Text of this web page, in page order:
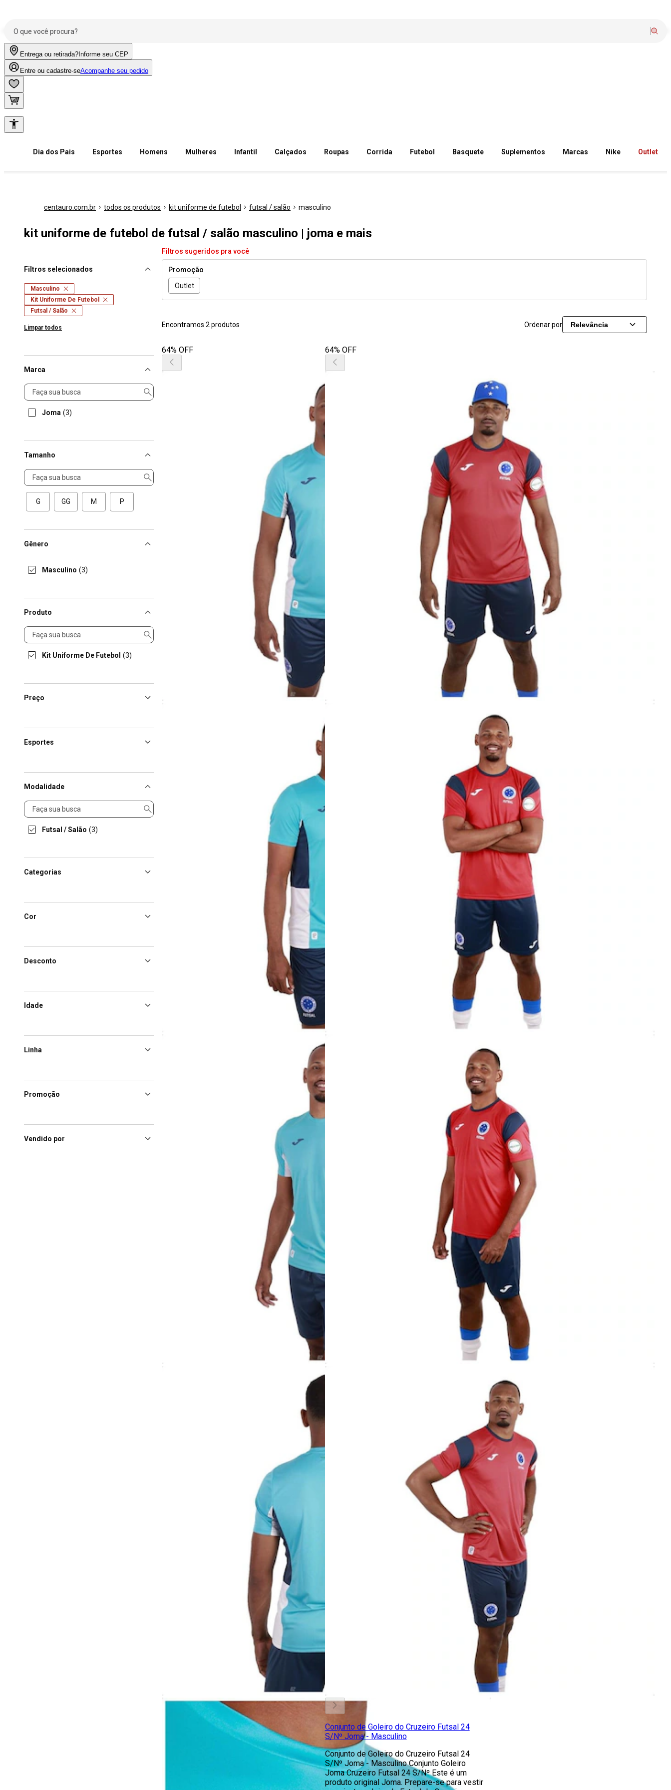
Entrega ou retirada? Informe seu CEP
Entre ou cadastre-seAcompanhe seu pedido
Dia dos Pais Esportes Homens Mulheres Infantil Calçados Roupas Corrida Futebol Basquete Suplementos Marcas Nike Outlet
centauro.com.br todos os produtos kit uniforme de futebol futsal / salão masculino
kit uniforme de futebol de futsal / salão masculino | joma e mais
Filtros selecionados
Masculino
Kit Uniforme De Futebol
Futsal / Salão
Limpar todos
Marca
Marca
Joma (3)
Tamanho
Tamanho
G GG M P
Gênero
Masculino (3)
Produto
Produto
Kit Uniforme De Futebol (3)
Preço
Esportes
Modalidade
Modalidade
Futsal / Salão (3)
Categorias
Cor
Desconto
Idade
Linha
Promoção
Vendido por
Filtros sugeridos pra você
Promoção
Outlet
Encontramos 2 produtos Ordenar por Relevância
64% OFF 64% OFF
Conjunto de Goleiro do Cruzeiro Futsal 24
S/Nº Joma - Masculino
Conjunto de Goleiro do Cruzeiro Futsal 24
S/Nº Joma - Masculino Conjunto Goleiro
Joma Cruzeiro Futsal 24 S/Nº Este é um
produto original Joma. Prepare-se para vestir